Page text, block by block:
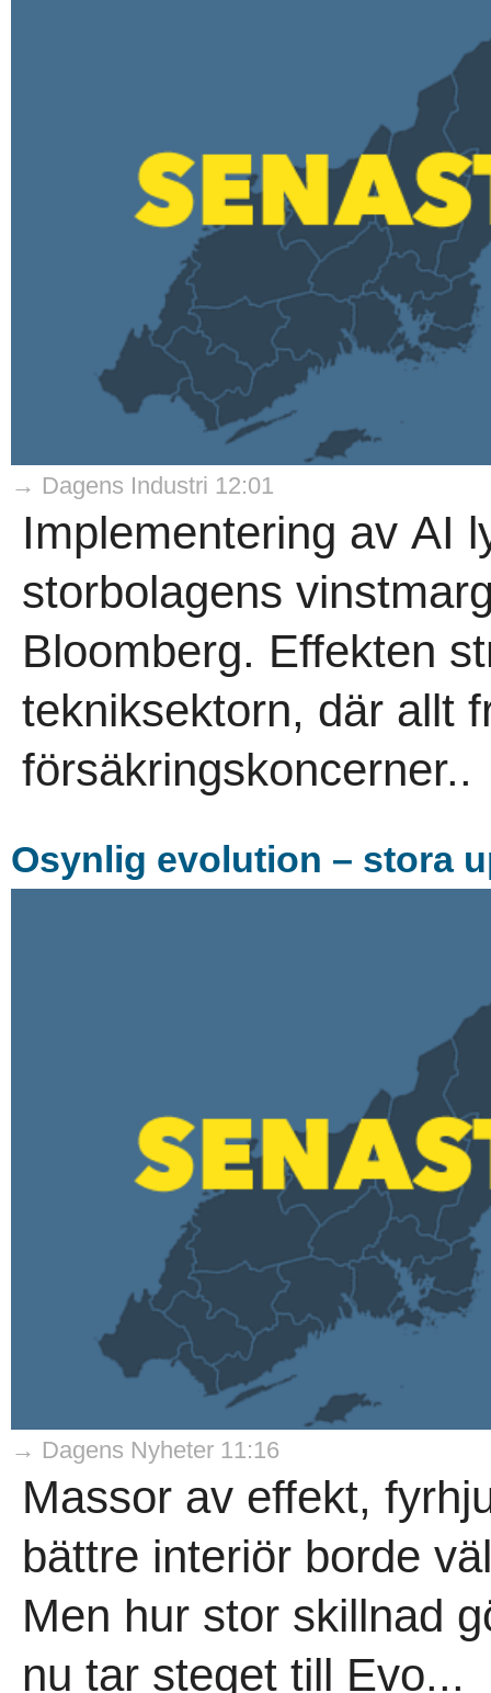
→ Dagens Industri 12:01
Implementering av AI
storbolagens
Bloomberg. Effekten
tekniksektorn, där allt
försäkringskoncerner..
Osynlig evolution – stora
→ Dagens Nyheter 11:16
Massor av effekt,
bättre interiör borde
Men hur stor skillnad
nu tar steget till Evo...